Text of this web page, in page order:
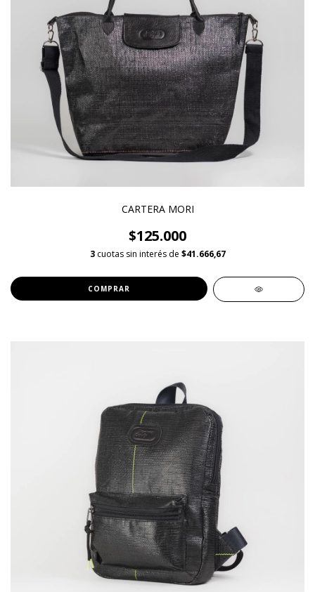
CARTERA MORI
$125.000
3 cuotas sin interés de $41.666,67
COMPRAR